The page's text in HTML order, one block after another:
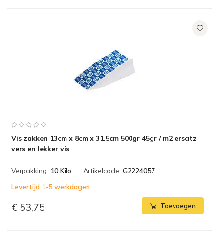
Vis zakken 13cm x 8cm x 31.5cm 500gr 45gr / m2 ersatz
vers en lekker vis
Verpakking: 10 Kilo Artikelcode: G2224057
Levertijd 1-5 werkdagen
€ 53,75 Toevoegen